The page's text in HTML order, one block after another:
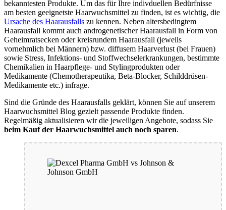
bekanntesten Produkte. Um das für Ihre indivduellen Bedürfnisse
am besten geeignetste Haarwuchsmittel zu finden, ist es wichtig, die
Ursache des Haarausfalls zu kennen. Neben altersbedingtem
Haarausfall kommt auch androgenetischer Haarausfall in Form von
Geheimratsecken oder kreisrundem Haarausfall (jeweils
vornehmlich bei Männern) bzw. diffusem Haarverlust (bei Frauen)
sowie Stress, Infektions- und Stoffwechselerkrankungen, bestimmte
Chemikalien in Haarpflege- und Stylingprodukten oder
Medikamente (Chemotherapeutika, Beta-Blocker, Schilddrüsen-
Medikamente etc.) infrage.
Sind die Gründe des Haarausfalls geklärt, können Sie auf unserem
Haarwuchsmittel Blog gezielt passende Produkte finden.
Regelmäßig aktualisieren wir die jeweiligen Angebote, sodass Sie
beim Kauf der Haarwuchsmittel auch noch sparen.